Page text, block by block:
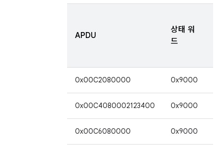
APDU
상태 워
드
0x00C2080000 0x9000
0x00C4080002123400 0x9000
0x00C6080000 0x9000